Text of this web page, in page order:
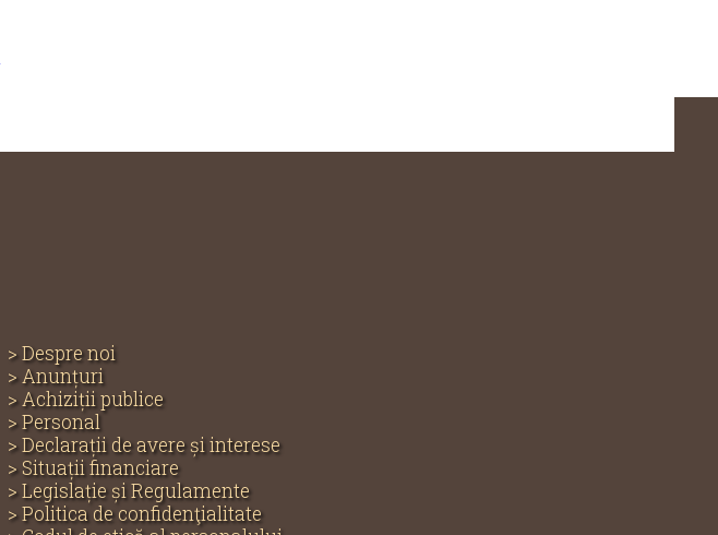
> Despre noi
> Anunțuri
> Achiziții publice
> Personal
> Declarații de avere și interese
> Situații financiare
> Legislație și Regulamente
> Politica de confidenţialitate